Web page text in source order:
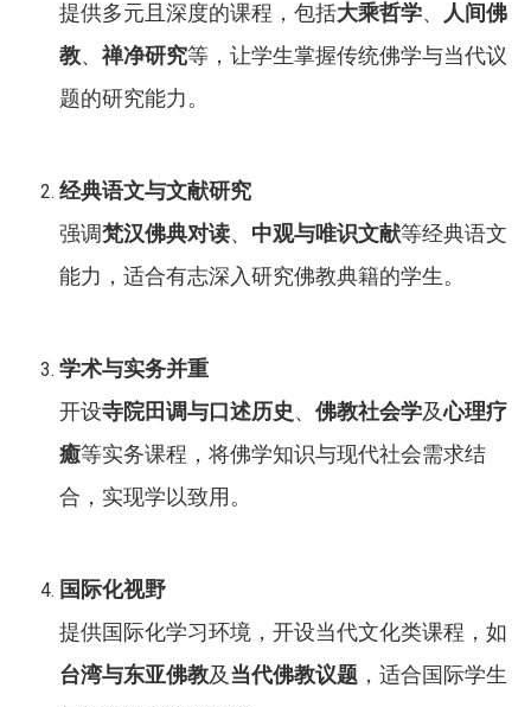
提供多元且深度的课程，包括大乘哲学、 人间佛
教、 禅净研究等，让学生掌握传统佛学与当代议
题的研究能力。
经典语文与文献研究
强调梵汉佛典对读、 中观与唯识文献等经典语文
能力，适合有志深入研究佛教典籍的学生。
学术与实务并重
开设寺院田调与口述历史 、 佛教社会学及心理疗
癒等实务课程，将佛学知识与现代社会需求结
合，实现学以致用。
国际化视野
提供国际化学习环境，开设当代文化类课程，如
台湾与东亚佛教及 当代佛教议题 ，适合国际学生